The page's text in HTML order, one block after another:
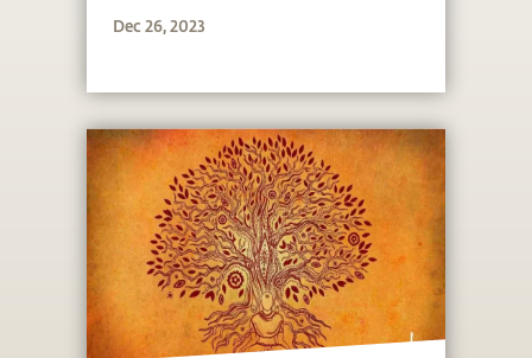
Dec 26, 2023